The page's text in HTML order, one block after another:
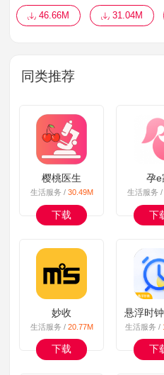
46.66M 31.04M
同类推荐
樱桃医生
生活服务 / 30.49M
下载
孕e
生活服务
下
妙收
生活服务 / 20.77M
下载
悬浮时
生活服务 /
下